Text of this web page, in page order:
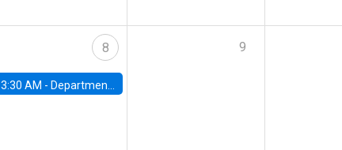
8
3:30 AM - Department Seminar: James Robinson
9